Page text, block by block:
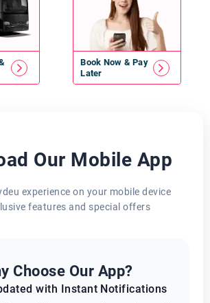
Book Now & Pay
Later
Our Mobile App
experience on your mobile device
features and special offers
Choose Our App?
with Instant Notifications